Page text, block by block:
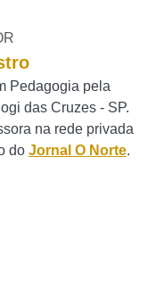
Pedagogia pela
das Cruzes - SP.
na rede privada
do Jornal O Norte.